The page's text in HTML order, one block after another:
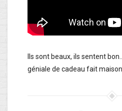
Ils sont beaux, ils sentent
géniale de cadeau fait